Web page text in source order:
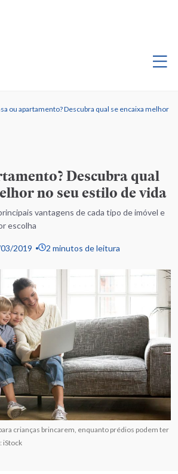
ou apartamento? Descubra qual se encaixa melhor
Descubra qual
no seu estilo de vida
vantagens de cada tipo de imóvel e
escolha
2019 2 minutos de leitura
crianças brincarem, enquanto prédios podem ter
iStock